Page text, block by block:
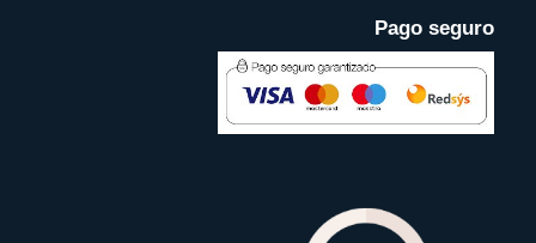
Pago seguro